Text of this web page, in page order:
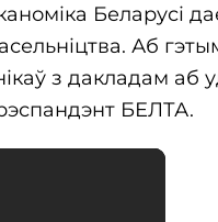
Беларусі
Аб
з дакладам аб
БЕЛТА.